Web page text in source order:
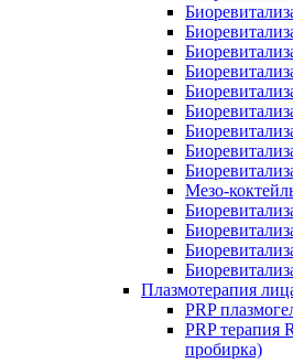
Мезо-
Плазмотерапия
PRP
PRP терапия
пробирка)